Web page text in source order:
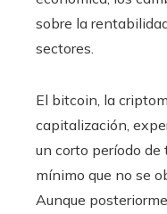
sobre la
sectores.
El bitcoin, la
capitalización,
un corto período de
mínimo que no se
Aunque